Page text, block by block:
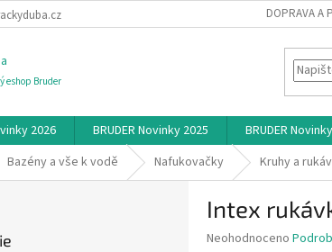
DOPRAVA A
eshop Bruder
2026 BRUDER Novinky 2025 BRUDER
Bazény a vše k vodě Nafukovačky Kruhy a
Intex
Průměrné
Neohodnoceno